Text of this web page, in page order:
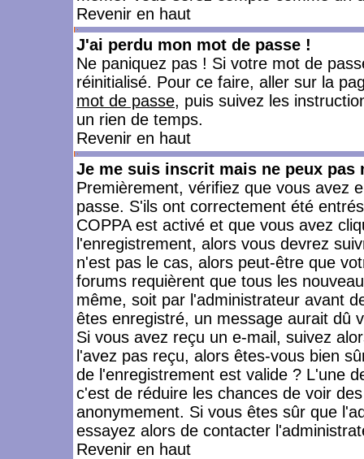
Revenir en haut
J'ai perdu mon mot de passe !
Ne paniquez pas ! Si votre mot de
réinitialisé. Pour ce faire, aller sur la
mot de passe, puis suivez les
un rien de temps.
Revenir en haut
Je me suis inscrit mais ne peux pas
Premièrement, vérifiez que vous avez
passe. S'ils ont correctement été
COPPA est activé et que vous avez
l'enregistrement, alors vous devrez
n'est pas le cas, alors peut-être que
forums requièrent que tous les
même, soit par l'administrateur avant
êtes enregistré, un message aurait dû
Si vous avez reçu un e-mail, suivez
l'avez pas reçu, alors êtes-vous bien
de l'enregistrement est valide ? L'une
c'est de réduire les chances de voir
anonymement. Si vous êtes sûr que
essayez alors de contacter
Revenir en haut